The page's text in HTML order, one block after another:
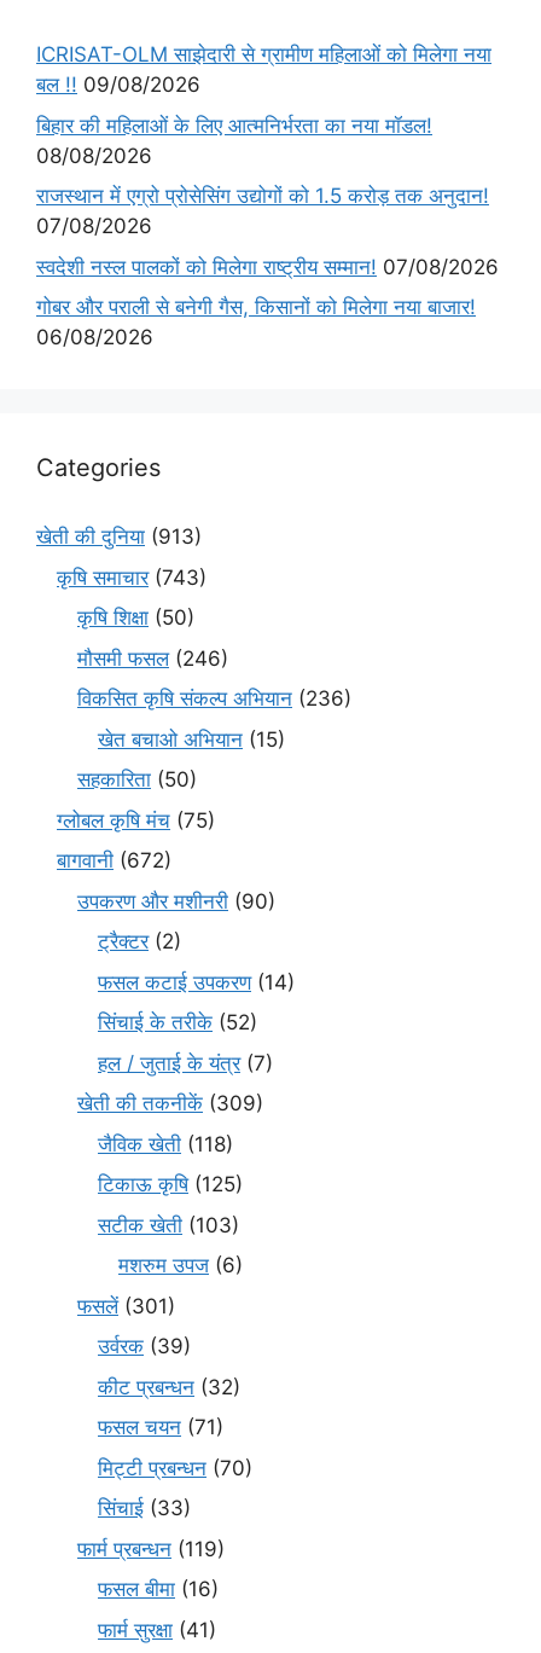
ICRISAT-OLM साझेदारी से ग्रामीण महिलाओं को मिलेगा नया
बल !! 09/08/2026
बिहार की महिलाओं के लिए आत्मनिर्भरता का नया मॉडल!
08/08/2026
राजस्थान में एग्रो प्रोसेसिंग उद्योगों को 1.5 करोड़ तक अनुदान!
07/08/2026
स्वदेशी नस्ल पालकों को मिलेगा राष्ट्रीय सम्मान! 07/08/2026
गोबर और पराली से बनेगी गैस, किसानों को मिलेगा नया बाजार!
06/08/2026
Categories
खेती की दुनिया (913)
कृषि समाचार(743)
कृषि शिक्षा (50)
मौसमी फसल(246)
विकसित कृषि संकल्प अभियान (236)
खेत बचाओ अभियान (15)
सहकारिता (50)
ग्लोबल कृषि मंच (75)
बागवानी (672)
उपकरण और मशीनरी (90)
ट्रैक्टर(2)
फसल कटाई उपकरण(14)
सिंचाई के तरीके (52)
हल / जुताई के यंत्र(7)
खेती की तकनीकें (309)
जैविक खेती (118)
टिकाऊ कृषि(125)
सटीक खेती (103)
मशरुम उपज (6)
फसलें(301)
उर्वरक (39)
कीट प्रबन्धन (32)
फसल चयन (71)
मि‌ट्टी प्रबन्धन (70)
सिंचाई (33)
फार्म प्रबन्धन (119)
फसल बीमा (16)
फार्म सुरक्षा (41)